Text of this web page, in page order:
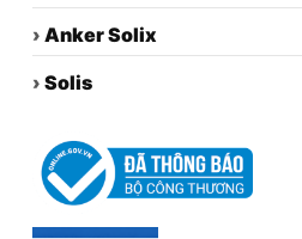
› Anker Solix
› Solis